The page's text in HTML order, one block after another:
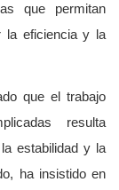
que permitan
la eficiencia y la
que el trabajo
resulta
estabilidad y la
ha insistido en